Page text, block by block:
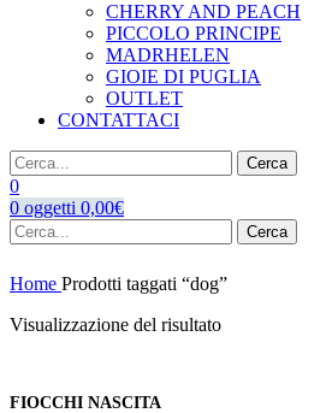
CHERRY AND PEACH
PICCOLO PRINCIPE
MADRHELEN
GIOIE DI PUGLIA
OUTLET
CONTATTACI
Cerca
0
0 oggetti 0,00€
Cerca
Home Prodotti taggati “dog”
Visualizzazione del risultato
FIOCCHI NASCITA